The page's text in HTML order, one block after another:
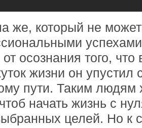
же, который не может
от осознания того, что
жизни он
пути. Таким людям
начать жизнь с
целей. Но к